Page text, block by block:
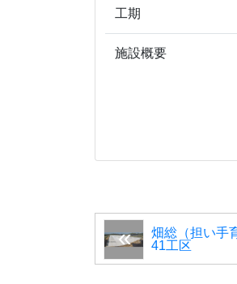
工期
施設概要
畑総（担い手
41工区